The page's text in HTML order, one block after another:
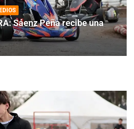
Sáenz Peña recibe una